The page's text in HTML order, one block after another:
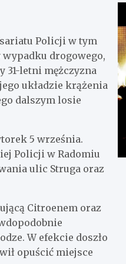
Policji w tym
drogowego,
31-letni mężczyzna
układzie krążenia
dalszym losie
5 września.
Policji w Radomiu
ulic Struga oraz
Citroenem oraz
W efekcie doszło
opuścić miejsce